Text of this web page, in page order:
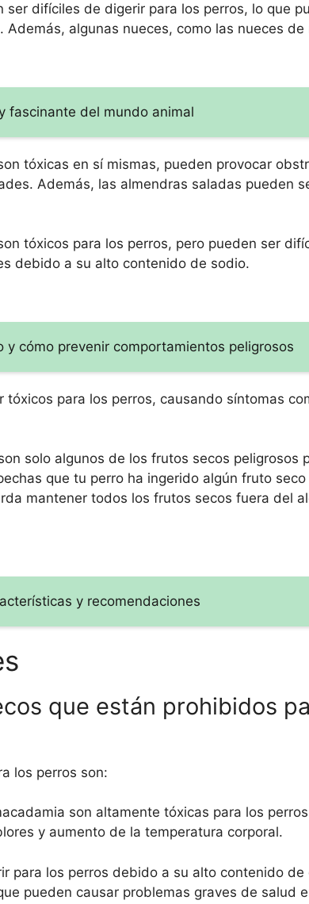
ser difíciles de digerir para los perros, lo que
algunas nueces, como las nueces
fascinante del mundo animal
tóxicas en sí mismas, pueden provocar
Además, las almendras saladas pueden
tóxicos para los perros, pero pueden ser
debido a su alto contenido de sodio.
cómo prevenir comportamientos peligrosos
tóxicos para los perros, causando síntomas
solo algunos de los frutos secos peligrosos
que tu perro ha ingerido algún fruto
mantener todos los frutos secos fuera del
y recomendaciones
que están prohibidos
los perros son:
son altamente tóxicas para los
y aumento de la temperatura corporal.
para los perros debido a su alto contenido de
pueden causar problemas graves de salud